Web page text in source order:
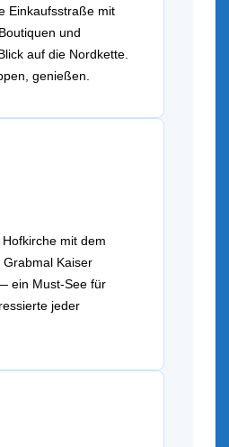
Einkaufsstraße mit
und
auf die Nordkette.
genießen.
mit dem
Kaiser
ein Must-See für
jeder